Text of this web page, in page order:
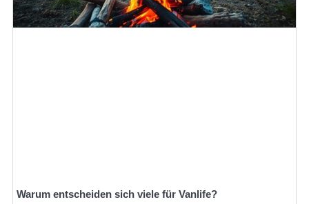
Warum entscheiden sich viele für Vanlife?